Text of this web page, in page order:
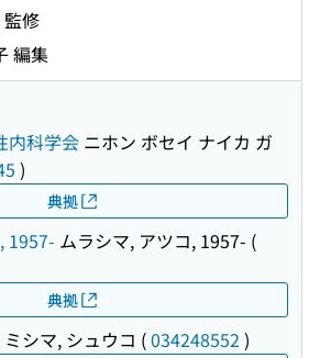
修
編集
内科学会 ニホン ボセイ ナイカ ガ
)
典拠
1957- ムラシマ, アツコ, 1957- (
典拠
ミシマ, シュウコ (034248552 )